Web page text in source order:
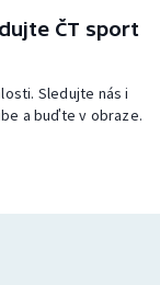
ČT sport
Sledujte nás i
a buďte v obraze.